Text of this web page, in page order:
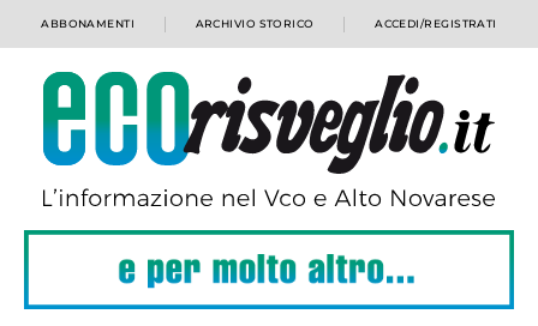
ABBONAMENTI ARCHIVIO STORICO ACCEDI/REGISTRATI